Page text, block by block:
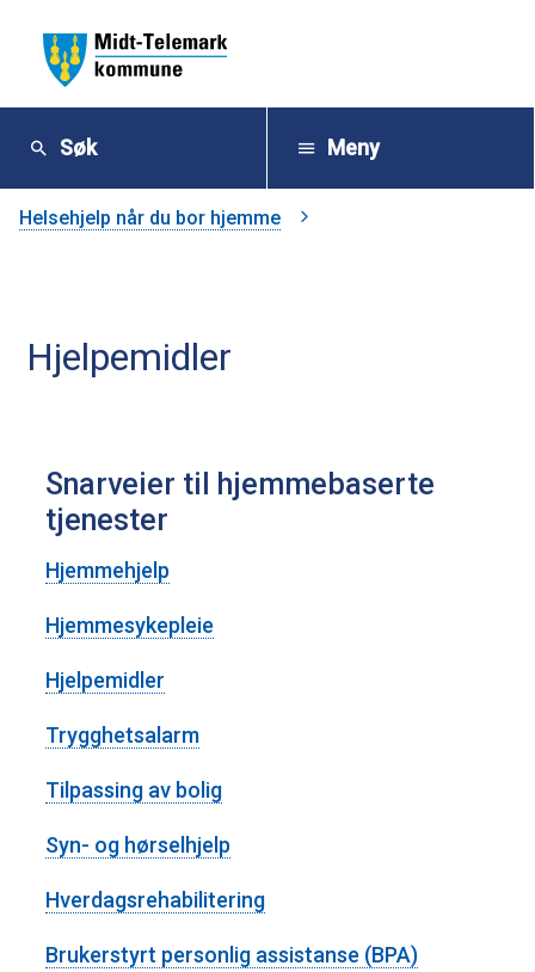
M
d
T
e
m
a
r
k
k
o
m
m
Søk Meny
Du
Helsehjelp når du bor hjemme
Hjelpemidler
Snarveier til hjemmebaserte
tjenester
Hjemmehjelp
Hjemmesykepleie
Hjelpemidler
Trygghetsalarm
Tilpassing av bolig
Syn- og hørselhjelp
Hverdagsrehabilitering
Brukerstyrt personlig assistanse (BPA)